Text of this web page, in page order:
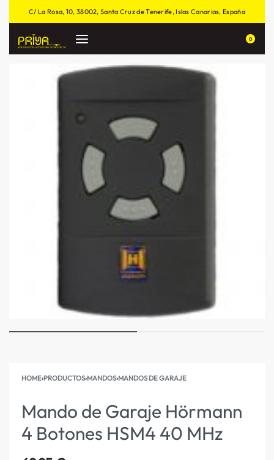
C/ La Rosa, 10, 38002, Santa Cruz de Tenerife, Islas Canarias, España
0
HOME›PRODUCTOS›MANDOS›MANDOS DE GARAJE
Mando de Garaje Hörmann
4 Botones HSM4 40 MHz